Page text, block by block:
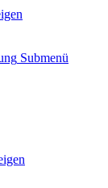
Submenü